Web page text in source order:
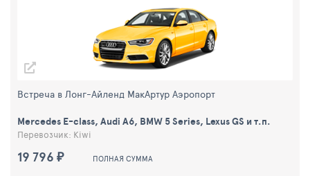
19 796 ₽ ПОЛНАЯ СУММА
Встреча в Лонг-Айленд МакАртур Aэропорт
Mercedes E-class, Audi A6, BMW 5 Series, Lexus GS и т.п.
Перевозчик: Kiwi